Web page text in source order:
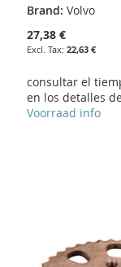
Brand: Volvo
27,38 €
22,63 €
consultar el
en los detalles
Voorraad info